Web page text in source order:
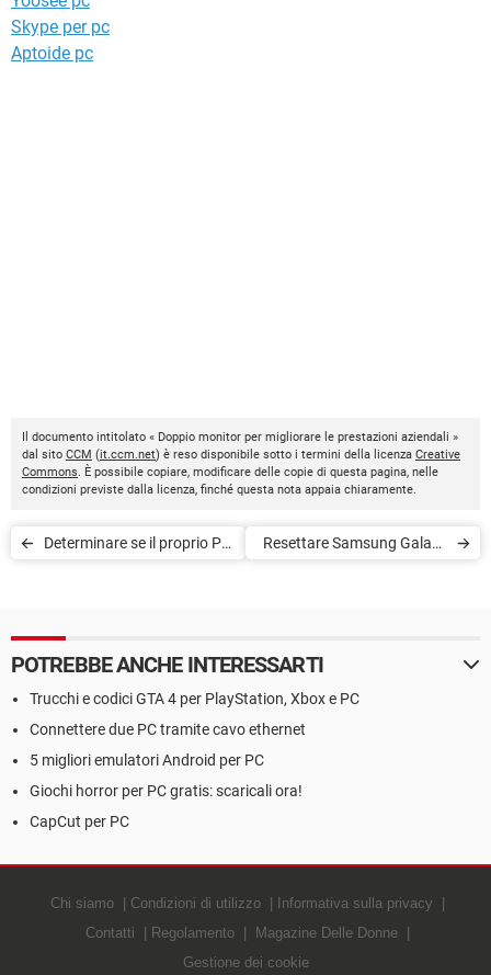
Skype per pc
Aptoide pc
Il documento intitolato « Doppio monitor per migliorare le prestazioni aziendali »
dal sito CCM (it.ccm.net) è reso disponibile sotto i termini della licenza Creative
Commons. È possibile copiare, modificare delle copie di questa pagina, nelle
condizioni previste dalla licenza, finché questa nota appaia chiaramente.
Determinare se il proprio PC
Resettare Samsung Galaxy
POTREBBE ANCHE INTERESSARTI
Trucchi e codici GTA 4 per PlayStation, Xbox e PC
Connettere due PC tramite cavo ethernet
5 migliori emulatori Android per PC
Giochi horror per PC gratis: scaricali ora!
CapCut per PC
Chi siamo Condizioni di utilizzo
Informativa sulla privacy
Contatti
Regolamento
Magazine Delle Donne
Gestione dei cookie